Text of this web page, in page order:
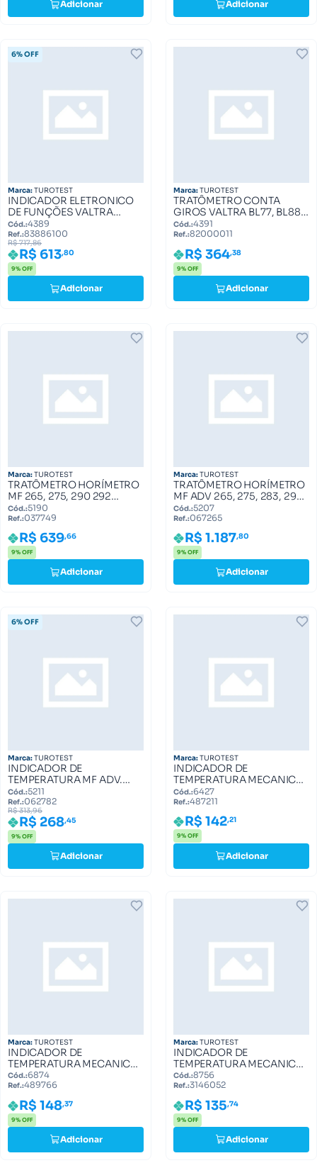
Adicionar Adicionar
6% OFF
Marca:TUROTEST
INDICADOR ELETRONICO
DE FUNÇÕES VALTRA
83886100
Cód.:4389
Ref.:83886100
R$ 717,86
R$ 613,80
9% OFF
Adicionar
Marca:TUROTEST
TRATÔMETRO CONTA
GIROS VALTRA BL77, BL88
82000011
Cód.:4391
Ref.:82000011
R$ 364,38
9% OFF
Adicionar
Marca:TUROTEST
TRATÔMETRO HORÍMETRO
MF 265, 275, 290 292
037749
Cód.:5190
Ref.:037749
R$ 639,66
9% OFF
Adicionar
Marca:TUROTEST
TRATÔMETRO HORÍMETRO
MF ADV 265, 275, 283, 290
067265
Cód.:5207
Ref.:067265
R$ 1.187,80
9% OFF
Adicionar
6% OFF
Marca:TUROTEST
INDICADOR DE
TEMPERATURA MF ADV.
290, 283, 292 062782
Cód.:5211
Ref.:062782
R$ 313,96
R$ 268,45
9% OFF
Adicionar
Marca:TUROTEST
INDICADOR DE
TEMPERATURA MECANICO
MASSEY 487211
Cód.:6427
Ref.:487211
R$ 142,21
9% OFF
Adicionar
Marca:TUROTEST
INDICADOR DE
TEMPERATURA MECANICO
MASSEY 489766
Cód.:6874
Ref.:489766
R$ 148,37
9% OFF
Adicionar
Marca:TUROTEST
INDICADOR DE
TEMPERATURA MECANICO
MASSEY 3146052
Cód.:8756
Ref.:3146052
R$ 135,74
9% OFF
Adicionar